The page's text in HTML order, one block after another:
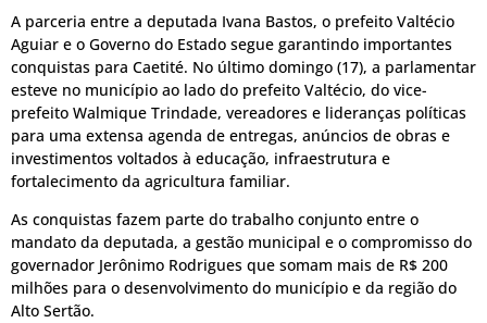
A parceria entre a deputada Ivana Bastos, o prefeito Valtécio
Aguiar e o Governo do Estado segue garantindo importantes
conquistas para Caetité. No último domingo (17), a parlamentar
esteve no município ao lado do prefeito Valtécio, do vice-
prefeito Walmique Trindade, vereadores e lideranças políticas
para uma extensa agenda de entregas, anúncios de obras e
investimentos voltados à educação, infraestrutura e
fortalecimento da agricultura familiar.
As conquistas fazem parte do trabalho conjunto entre o
mandato da deputada, a gestão municipal e o compromisso do
governador Jerônimo Rodrigues que somam mais de R$ 200
milhões para o desenvolvimento do município e da região do
Alto Sertão.